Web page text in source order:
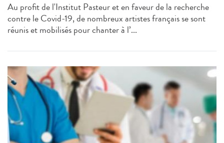
Au profit de l'Institut Pasteur et en faveur de la recherche
contre le Covid-19, de nombreux artistes français se sont
réunis et mobilisés pour chanter à l’...